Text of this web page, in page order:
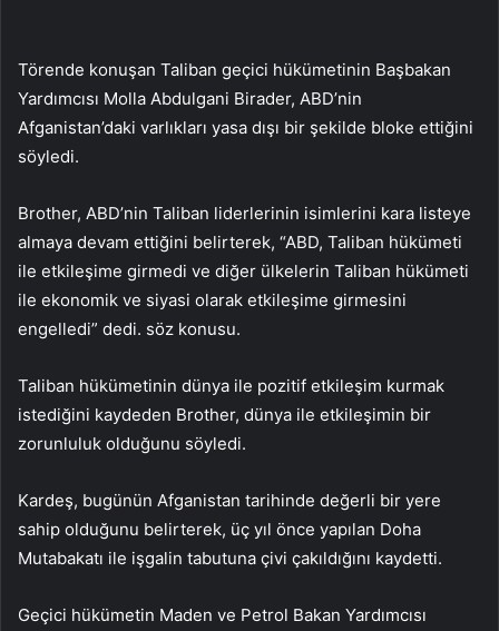
Törende konuşan Taliban geçici hükümetinin Başbakan
Yardımcısı Molla Abdulgani Birader, ABD’nin
Afganistan’daki varlıkları yasa dışı bir şekilde bloke ettiğini
söyledi.
Brother, ABD’nin Taliban liderlerinin isimlerini kara listeye
almaya devam ettiğini belirterek, “ABD, Taliban hükümeti
ile etkileşime girmedi ve diğer ülkelerin Taliban hükümeti
ile ekonomik ve siyasi olarak etkileşime girmesini
engelledi” dedi. söz konusu.
Taliban hükümetinin dünya ile pozitif etkileşim kurmak
istediğini kaydeden Brother, dünya ile etkileşimin bir
zorunluluk olduğunu söyledi.
Kardeş, bugünün Afganistan tarihinde değerli bir yere
sahip olduğunu belirterek, üç yıl önce yapılan Doha
Mutabakatı ile işgalin tabutuna çivi çakıldığını kaydetti.
Geçici hükümetin Maden ve Petrol Bakan Yardımcısı